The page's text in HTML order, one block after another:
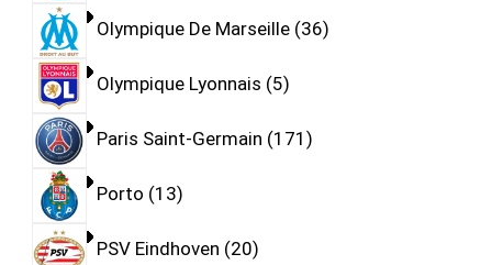
Olympique De Marseille 36
Olympique Lyonnais 5
Paris Saint-Germain 171
Porto 13
PSV Eindhoven 20